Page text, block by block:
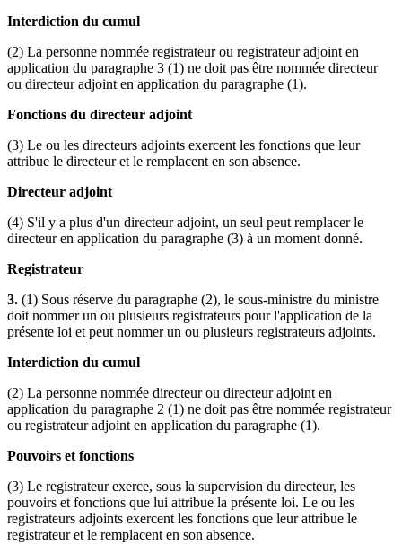
Interdiction du cumul
(2) La personne nommée registrateur ou registrateur adjoint en
application du paragraphe 3 (1) ne doit pas être nommée directeur
ou directeur adjoint en application du paragraphe (1).
Fonctions du directeur adjoint
(3) Le ou les directeurs adjoints exercent les fonctions que leur
attribue le directeur et le remplacent en son absence.
Directeur adjoint
(4) S'il y a plus d'un directeur adjoint, un seul peut remplacer le
directeur en application du paragraphe (3) à un moment donné.
Registrateur
3. (1) Sous réserve du paragraphe (2), le sous-ministre du ministre
doit nommer un ou plusieurs registrateurs pour l'application de la
présente loi et peut nommer un ou plusieurs registrateurs adjoints.
Interdiction du cumul
(2) La personne nommée directeur ou directeur adjoint en
application du paragraphe 2 (1) ne doit pas être nommée registrateur
ou registrateur adjoint en application du paragraphe (1).
Pouvoirs et fonctions
(3) Le registrateur exerce, sous la supervision du directeur, les
pouvoirs et fonctions que lui attribue la présente loi. Le ou les
registrateurs adjoints exercent les fonctions que leur attribue le
registrateur et le remplacent en son absence.